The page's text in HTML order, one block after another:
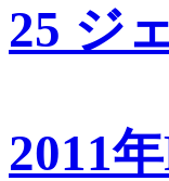
25 ジ
2011